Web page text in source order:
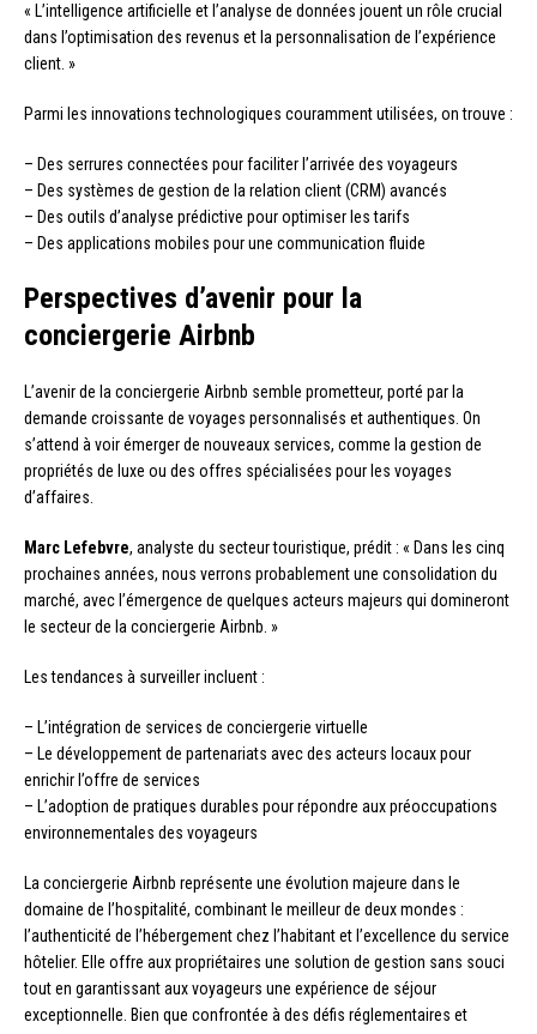
« L’intelligence artificielle et l’analyse de données jouent un rôle crucial
dans l’optimisation des revenus et la personnalisation de l’expérience
client. »
Parmi les innovations technologiques couramment utilisées, on trouve :
– Des serrures connectées pour faciliter l’arrivée des voyageurs
– Des systèmes de gestion de la relation client (CRM) avancés
– Des outils d’analyse prédictive pour optimiser les tarifs
– Des applications mobiles pour une communication fluide
Perspectives d’avenir pour la
conciergerie Airbnb
L’avenir de la conciergerie Airbnb semble prometteur, porté par la
demande croissante de voyages personnalisés et authentiques. On
s’attend à voir émerger de nouveaux services, comme la gestion de
propriétés de luxe ou des offres spécialisées pour les voyages
d’affaires.
Marc Lefebvre, analyste du secteur touristique, prédit : « Dans les cinq
prochaines années, nous verrons probablement une consolidation du
marché, avec l’émergence de quelques acteurs majeurs qui domineront
le secteur de la conciergerie Airbnb. »
Les tendances à surveiller incluent :
– L’intégration de services de conciergerie virtuelle
– Le développement de partenariats avec des acteurs locaux pour
enrichir l’offre de services
– L’adoption de pratiques durables pour répondre aux préoccupations
environnementales des voyageurs
La conciergerie Airbnb représente une évolution majeure dans le
domaine de l’hospitalité, combinant le meilleur de deux mondes :
l’authenticité de l’hébergement chez l’habitant et l’excellence du service
hôtelier. Elle offre aux propriétaires une solution de gestion sans souci
tout en garantissant aux voyageurs une expérience de séjour
exceptionnelle. Bien que confrontée à des défis réglementaires et